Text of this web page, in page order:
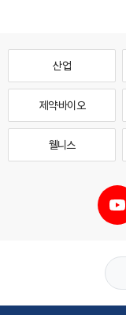
산업
제약·바이오
웰니스